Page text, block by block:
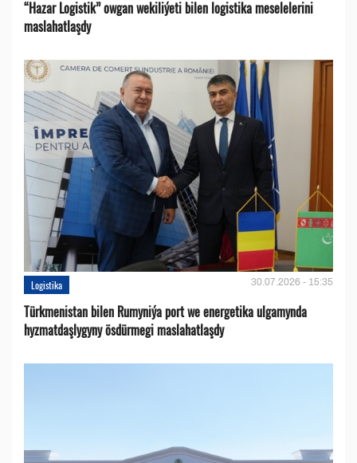
“Hazar Logistik” owgan wekiliýeti bilen logistika meselelerini
maslahatlaşdy
Logistika 30.07.2026 - 15:35
Türkmenistan bilen Rumyniýa port we energetika ulgamynda
hyzmatdaşlygyny ösdürmegi maslahatlaşdy